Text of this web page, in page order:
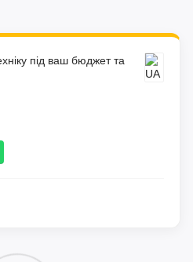
під ваш бюджет та